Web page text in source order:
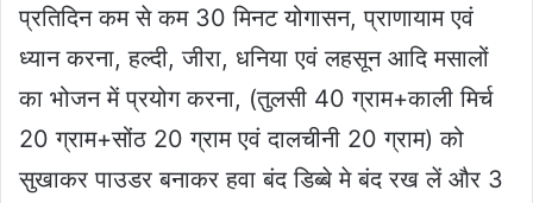
प्रतिदिन कम से कम 30 मिनट योगासन, प्राणायाम एवं
ध्यान करना, हल्दी, जीरा, धनिया एवं लहसून आदि मसालों
का भोजन में प्रयोग करना, (तुलसी 40 ग्राम+काली मिर्च
20 ग्राम+सोंठ 20 ग्राम एवं दालचीनी 20 ग्राम) को
सुखाकर पाउडर बनाकर हवा बंद डिब्बे मे बंद रख लें और 3